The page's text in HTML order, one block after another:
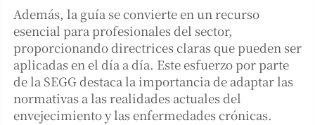
Además, la guía se convierte en un recurso
esencial para profesionales del sector,
proporcionando directrices claras que pueden ser
aplicadas en el día a día. Este esfuerzo por parte
de la SEGG destaca la importancia de adaptar las
normativas a las realidades actuales del
envejecimiento y las enfermedades crónicas.